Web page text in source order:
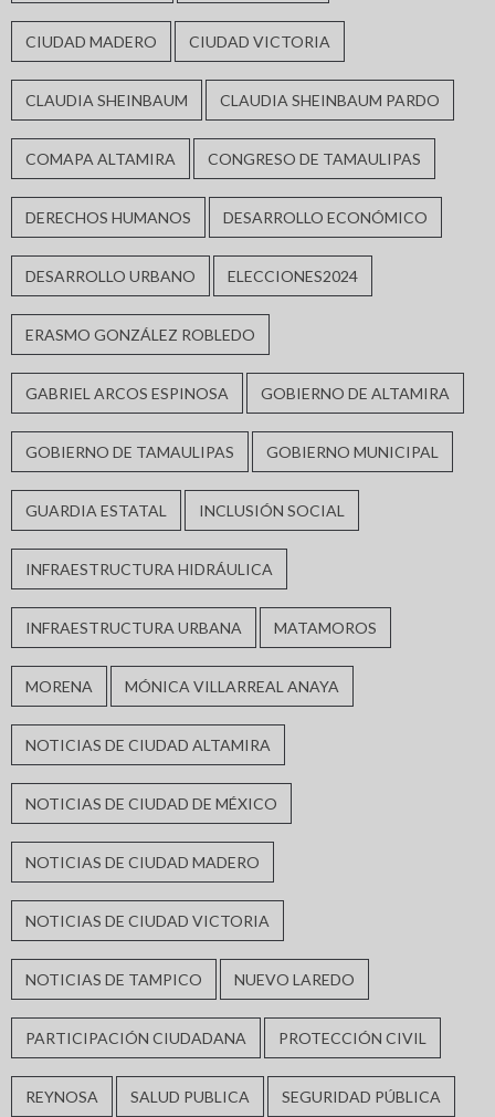
CIUDAD MADERO CIUDAD VICTORIA
CLAUDIA SHEINBAUM CLAUDIA SHEINBAUM PARDO
COMAPA ALTAMIRA CONGRESO DE TAMAULIPAS
DERECHOS HUMANOS DESARROLLO ECONÓMICO
DESARROLLO URBANO ELECCIONES2024
ERASMO GONZÁLEZ ROBLEDO
GABRIEL ARCOS ESPINOSA GOBIERNO DE ALTAMIRA
GOBIERNO DE TAMAULIPAS GOBIERNO MUNICIPAL
GUARDIA ESTATAL INCLUSIÓN SOCIAL
INFRAESTRUCTURA HIDRÁULICA
INFRAESTRUCTURA URBANA MATAMOROS
MORENA MÓNICA VILLARREAL ANAYA
NOTICIAS DE CIUDAD ALTAMIRA
NOTICIAS DE CIUDAD DE MÉXICO
NOTICIAS DE CIUDAD MADERO
NOTICIAS DE CIUDAD VICTORIA
NOTICIAS DE TAMPICO NUEVO LAREDO
PARTICIPACIÓN CIUDADANA PROTECCIÓN CIVIL
REYNOSA SALUD PUBLICA SEGURIDAD PÚBLICA